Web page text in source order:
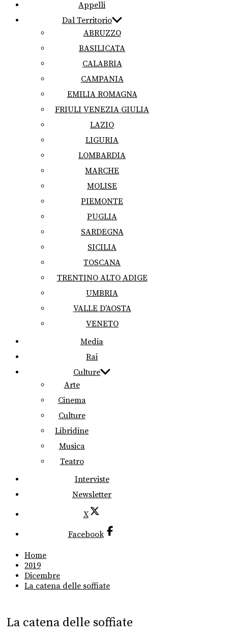
Appelli
Dal Territorio
ABRUZZO
BASILICATA
CALABRIA
CAMPANIA
EMILIA ROMAGNA
FRIULI VENEZIA GIULIA
LAZIO
LIGURIA
LOMBARDIA
MARCHE
MOLISE
PIEMONTE
PUGLIA
SARDEGNA
SICILIA
TOSCANA
TRENTINO ALTO ADIGE
UMBRIA
VALLE D’AOSTA
VENETO
Media
Rai
Culture
Arte
Cinema
Culture
Libridine
Musica
Teatro
Interviste
Newsletter
X
Facebook
Home
2019
Dicembre
La catena delle soffiate
La catena delle soffiate